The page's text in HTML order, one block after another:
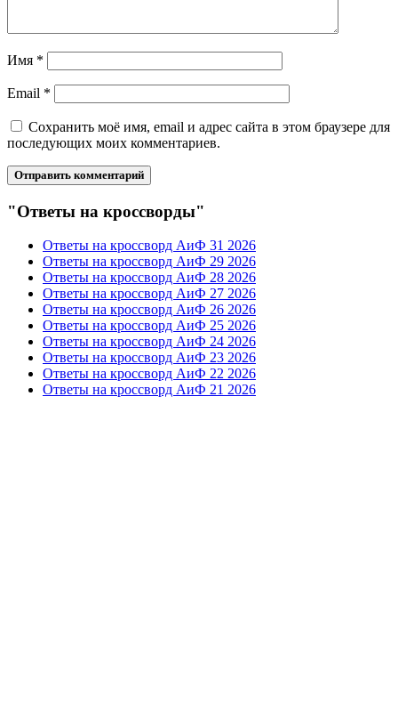
Имя *
Email *
Сохранить моё имя, email и адрес сайта в этом браузере для
последующих моих комментариев.
"Ответы на кроссворды"
Ответы на кроссворд АиФ 31 2026
Ответы на кроссворд АиФ 29 2026
Ответы на кроссворд АиФ 28 2026
Ответы на кроссворд АиФ 27 2026
Ответы на кроссворд АиФ 26 2026
Ответы на кроссворд АиФ 25 2026
Ответы на кроссворд АиФ 24 2026
Ответы на кроссворд АиФ 23 2026
Ответы на кроссворд АиФ 22 2026
Ответы на кроссворд АиФ 21 2026